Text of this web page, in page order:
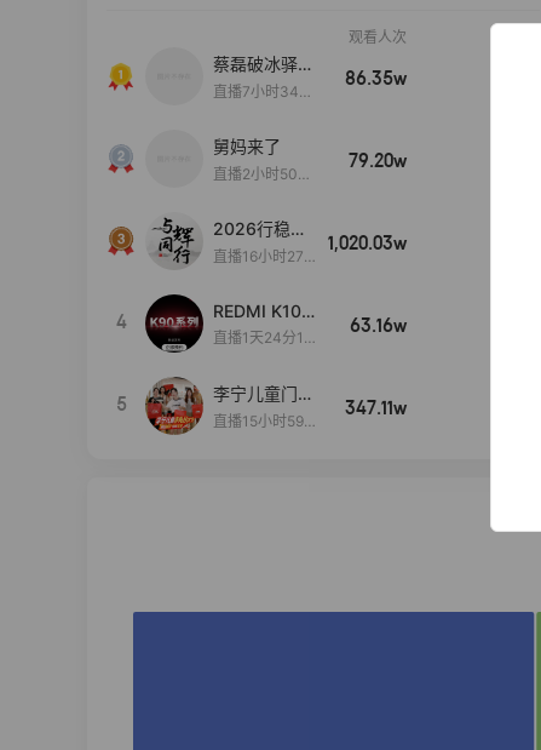
观看人次
蔡磊破冰驿站
直播间好物分
直播7小时34分
86.35w
舅妈来了
直播2小时50分
79.20w
2026行稳致
远
直播16小时27
1,020.03w
4
REDMI K100
Pro系列新品
启！
直播1天24分1
63.16w
5
李宁儿童门店
爆款赤兔8pr
直播15小时59
347.11w